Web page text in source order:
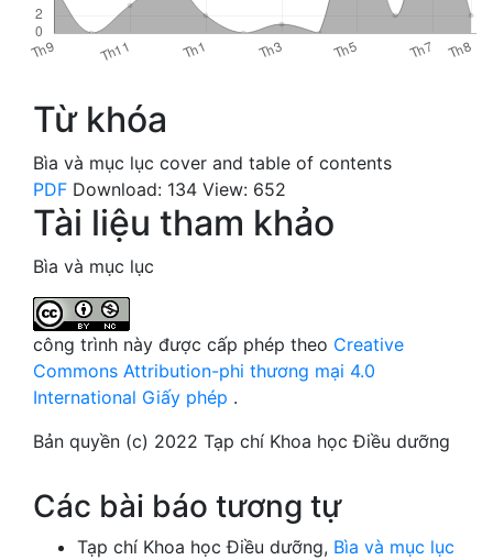
Từ khóa
Bìa và mục lục cover and table of contents
PDF Download: 134 View: 652
Tài liệu tham khảo
Bìa và mục lục
công trình này được cấp phép theo Creative
Commons Attribution-phi thương mại 4.0
International Giấy phép .
Bản quyền (c) 2022 Tạp chí Khoa học Điều dưỡng
Các bài báo tương tự
Tạp chí Khoa học Điều dưỡng, Bìa và mục lục